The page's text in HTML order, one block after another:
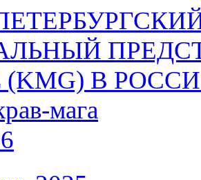
(KMG) В
мага